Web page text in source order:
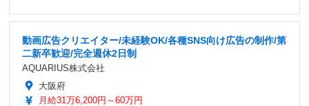
動画広告クリエイター/未経験OK/各種SNS向け広告の制作/第
二新卒歓迎/完全週休2日制
AQUARIUS株式会社
大阪府
月給31万6,200円～60万円